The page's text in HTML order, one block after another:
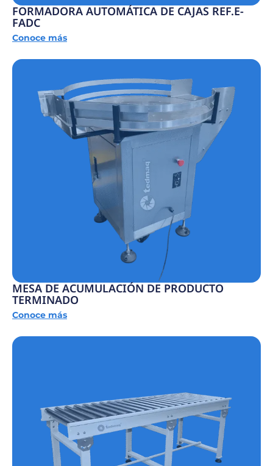
FORMADORA AUTOMÁTICA DE CAJAS REF.E-
FADC
Conoce más
MESA DE ACUMULACIÓN DE PRODUCTO
TERMINADO
Conoce más